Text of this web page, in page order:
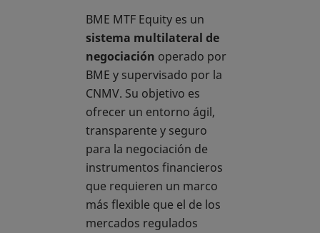
BME MTF Equity es un
sistema multilateral de
negociación operado por
BME y supervisado por la
CNMV. Su objetivo es
ofrecer un entorno ágil,
transparente y seguro
para la negociación de
instrumentos financieros
que requieren un marco
más flexible que el de los
mercados regulados